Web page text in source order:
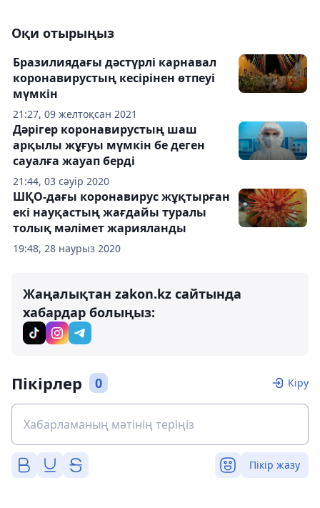
Оқи отырыңыз
21:27, 09 желтоқсан 2021
Бразилиядағы дәстүрлі карнавал
коронавирустың кесірінен өтпеуі
мүмкін
21:44, 03 сәуір 2020
Дәрігер коронавирустың шаш
арқылы жұғуы мүмкін бе деген
сауалға жауап берді
19:48, 28 наурыз 2020
ШҚО-дағы коронавирус жұқтырған
екі науқастың жағдайы туралы
толық мәлімет жарияланды
Жаңалықтан zakon.kz сайтында
хабардар болыңыз:
Пікірлер 0 Кіру
Пікір жазу